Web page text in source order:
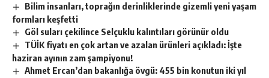
Bilim insanları, toprağın derinliklerinde gizemli yeni yaşam
formları keşfetti
Göl suları çekilince Selçuklu kalıntıları görünür oldu
TÜİK fiyatı en çok artan ve azalan ürünleri açıkladı: İşte
haziran ayının zam şampiyonu!
Ahmet Ercan’dan bakanlığa övgü: 455 bin konutun iki yıl